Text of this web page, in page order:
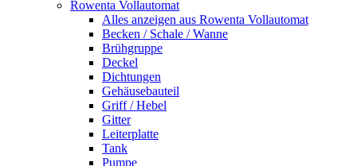
Rowenta Vollautomat
Alles anzeigen aus Rowenta Vollautomat
Becken / Schale / Wanne
Brühgruppe
Deckel
Dichtungen
Gehäusebauteil
Griff / Hebel
Gitter
Leiterplatte
Tank
Pumpe